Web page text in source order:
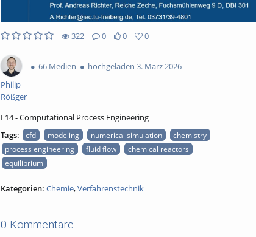
322
0
0
0
Philip
Rößger
66 Medien hochgeladen 3. März 2026
L14 - Computational Process Engineering
Tags:
cfd modeling numerical simulation
chemistry
process engineering
fluid flow
chemical reactors
equilibrium
Kategorien: Chemie,Verfahrenstechnik
0 Kommentare